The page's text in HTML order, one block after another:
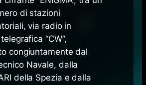
di stazioni
via radio in
“CW”,
congiuntamente dal
Navale, dalla
della Spezia e dalla